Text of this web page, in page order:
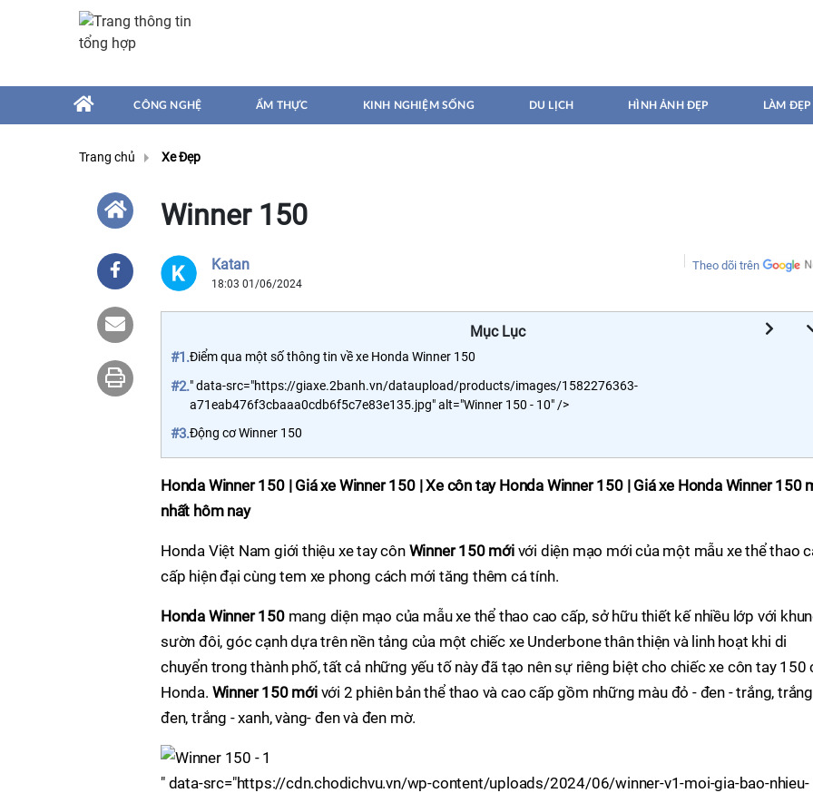
CÔNG NGHỆ ẨM THỰC KINH NGHIỆM SỐNG DU LỊCH HÌNH ẢNH ĐẸP LÀM ĐẸP
Trang chủ Xe Đẹp
Winner 150
Katan
18:03 01/06/2024
Theo dõi trên
Mục Lục
#1.Điểm qua một số thông tin về xe Honda Winner 150
#2." data-src="https://giaxe.2banh.vn/dataupload/products/images/1582276363-
a71eab476f3cbaaa0cdb6f5c7e83e135.jpg" alt="Winner 150 - 10" />
#3.Động cơ Winner 150
Honda Winner 150 | Giá xe Winner 150 | Xe côn tay Honda Winner 150 | Giá xe Honda Winner 150
nhất hôm nay
Honda Việt Nam giới thiệu xe tay côn Winner 150 mớivới diện mạo mới của một mẫu xe thể thao
cấp hiện đại cùng tem xe phong cách mới tăng thêm cá tính.
Honda Winner 150mang diện mạo của mẫu xe thể thao cao cấp, sở hữu thiết kế nhiều lớp với
sườn đôi, góc cạnh dựa trên nền tảng của một chiếc xe Underbone thân thiện và linh hoạt khi di
chuyển trong thành phố, tất cả những yếu tố này đã tạo nên sự riêng biệt cho chiếc xe côn tay 150
Honda. Winner 150 mớivới 2 phiên bản thể thao và cao cấp gồm những màu đỏ - đen - trắng,
đen, trắng - xanh, vàng- đen và đen mờ.
" data-src="https://cdn.chodichvu.vn/wp-content/uploads/2024/06/winner-v1-moi-gia-bao-nhieu-